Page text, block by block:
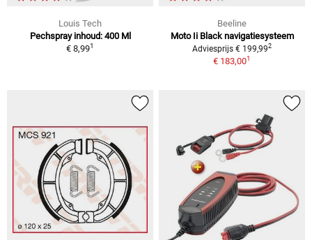
Louis Tech
Pechspray inhoud: 400 Ml
€ 8,991
Beeline
Moto Ii Black navigatiesysteem
Adviesprijs € 199,992
€ 183,001